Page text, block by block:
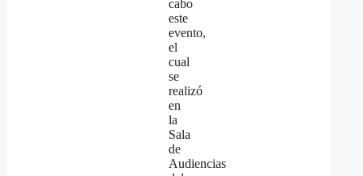
cabo
este
evento,
el
cual
se
realizó
en
la
Sala
de
Audiencias